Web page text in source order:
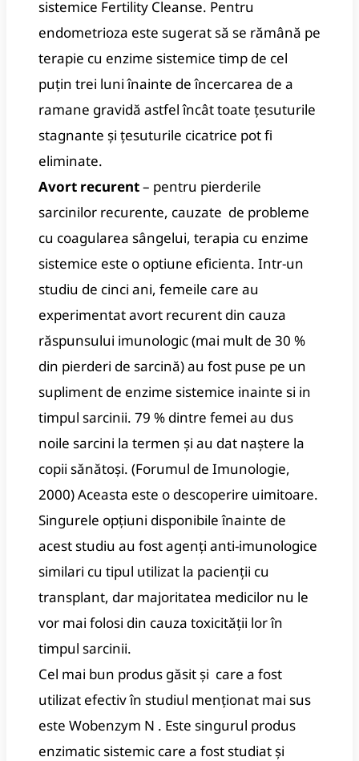
sistemice Fertility Cleanse. Pentru
endometrioza este sugerat să se rămână pe
terapie cu enzime sistemice timp de cel
puțin trei luni înainte de încercarea de a
ramane gravidă astfel încât toate țesuturile
stagnante și țesuturile cicatrice pot fi
eliminate.
Avort recurent– pentru pierderile
sarcinilor recurente, cauzate de probleme
cu coagularea sângelui, terapia cu enzime
sistemice este o optiune eficienta. Intr-un
studiu de cinci ani, femeile care au
experimentat avort recurent din cauza
răspunsului imunologic (mai mult de 30 %
din pierderi de sarcină) au fost puse pe un
supliment de enzime sistemice inainte si in
timpul sarcinii. 79 % dintre femei au dus
noile sarcini la termen și au dat naștere la
copii sănătoși. (Forumul de Imunologie,
2000) Aceasta este o descoperire uimitoare.
Singurele opțiuni disponibile înainte de
acest studiu au fost agenți anti-imunologice
similari cu tipul utilizat la pacienții cu
transplant, dar majoritatea medicilor nu le
vor mai folosi din cauza toxicității lor în
timpul sarcinii.
Cel mai bun produs găsit și care a fost
utilizat efectiv în studiul menționat mai sus
este Wobenzym N . Este singurul produs
enzimatic sistemic care a fost studiat și